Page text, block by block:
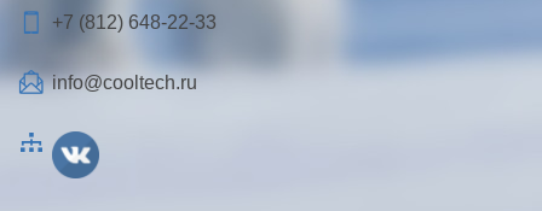
+7 (812) 648-22-33
info@cooltech.ru